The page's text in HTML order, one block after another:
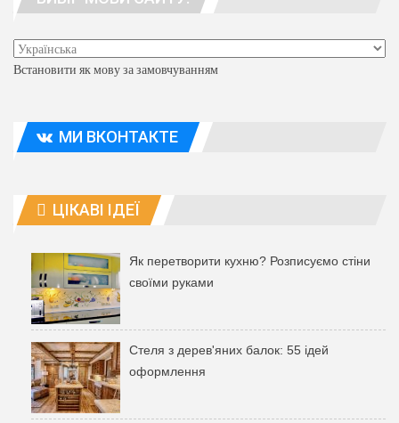
Встановити як мову за замовчуванням
МИ ВКОНТАКТЕ
ЦІКАВІ ІДЕЇ
Як перетворити кухню? Розписуємо стіни
своїми руками
Стеля з дерев'яних балок: 55 ідей
оформлення